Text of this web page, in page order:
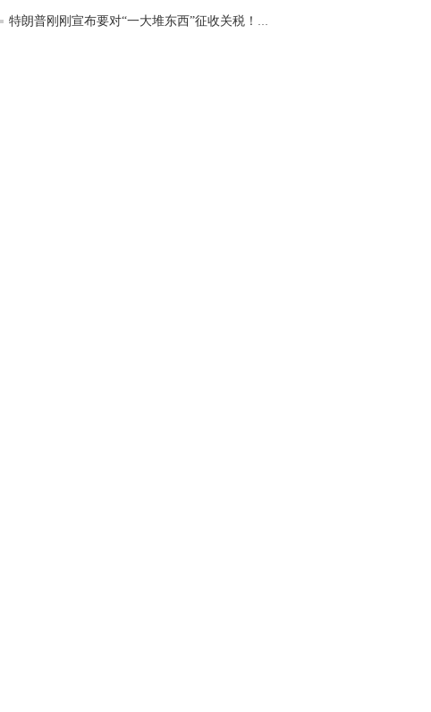
匿名网友-中金在线手机网： 老师好，金现在
特朗普刚刚宣布要对“一大堆东西”征收关税！金...